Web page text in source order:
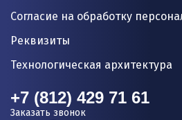
Согласие на обработку
Реквизиты
Технологическая архитектура
+7 (812) 429 71 61
Заказать звонок